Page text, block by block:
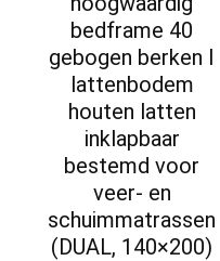
bedframe 40
gebogen berken I
lattenbodem
houten latten
inklapbaar
bestemd voor
veer- en
schuimmatrassen
(DUAL, 140×200)